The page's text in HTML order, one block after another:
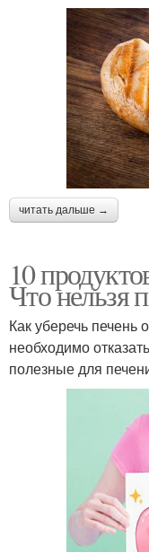
читать дальше →
10
Что нельзя
Как уберечь печень
необходимо
полезные для